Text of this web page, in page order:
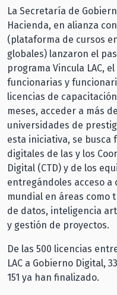
La Secretaría de
Hacienda, en alianza
(plataforma de cursos
globales) lanzaron el
programa Vincula LAC,
funcionarias y
licencias de
meses, acceder a más
universidades de
esta iniciativa, se busca
digitales de las y los
Digital (CTD) y de los
entregándoles acceso a
mundial en áreas como
de datos, inteligencia
y gestión de proyectos.
De las 500 licencias
LAC a Gobierno Digital,
151 ya han finalizado.